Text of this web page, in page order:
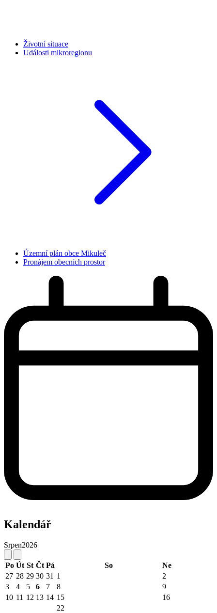
Životní situace
Události mikroregionu
Územní plán obce Mikuleč
Pronájem obecních prostor
Kalendář
Srpen2026
Po Út St Čt Pá So
Ne
27 28 29 30 31 1
2
3
4 5 6 7 8
9
10 11 12 13 14 15 16
22